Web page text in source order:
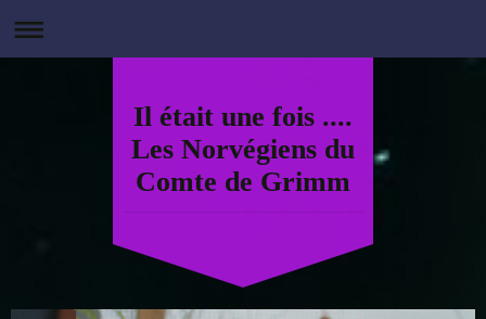
Il était une fois ....
Les Norvégiens du
Comte de Grimm